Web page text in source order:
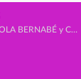
Secundaria, AINARA BARRIOLA BERNABÉ y CLAUDIA LADRERO DE SANMILLÁN